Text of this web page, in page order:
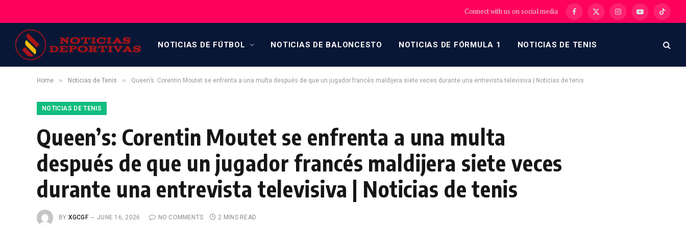
Connect with us on social media Facebook
X
InstagramYouTubeTikTok
NOTICIAS DE FÚTBOL NOTICIAS DE BALONCESTO NOTICIAS DE FÓRMULA 1 NOTICIAS DE TENIS
Home » Noticias de Tenis » Queen’s: Corentin Moutet se enfrenta a una multa después de que un jugador francés maldijera siete veces durante una entrevista televisiva | Noticias de tenis
NOTICIAS DE TENIS
Queen’s: Corentin Moutet se enfrenta a una multa
después de que un jugador francés maldijera siete veces
durante una entrevista televisiva | Noticias de tenis
BY XGCGF JUNE 16, 2026 NO COMMENTS 2 MINS READ